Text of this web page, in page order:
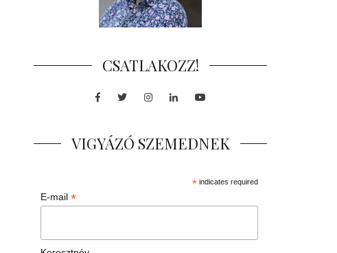
CSATLAKOZZ!
Facebook
TwitterInstagram
LinkedInYoutube
VIGYÁZÓ SZEMEDNEK
*indicates required
E-mail*